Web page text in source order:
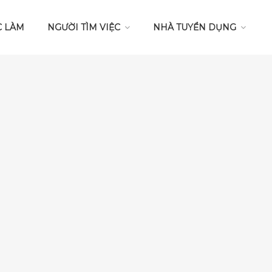
LÀM NGƯỜI TÌM VIỆC NHÀ TUYỂN DỤNG